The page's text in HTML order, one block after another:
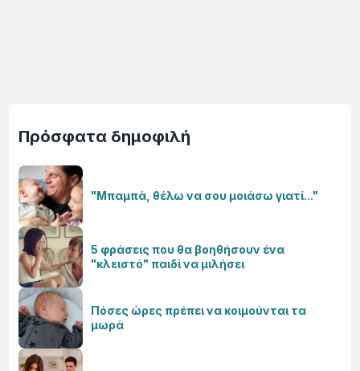
Πρόσφατα δημοφιλή
"Μπαμπά, θέλω να σου μοιάσω γιατί..."
5 φράσεις που θα βοηθήσουν ένα
"κλειστό" παιδί να μιλήσει
Πόσες ώρες πρέπει να κοιμούνται τα
μωρά